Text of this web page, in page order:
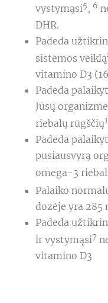
vystymąsi5, 6
DHR.
Padeda
sistemos veiklą
vitamino D3
Padeda
Jūsų
riebalų rūgščių
Padeda
pusiausvyrą
omega-3
Palaiko
dozėje yra 285
Padeda
ir vystymąsi7
vitamino D3